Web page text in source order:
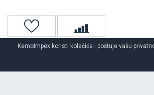
KemoImpex koristi kolačiće i poštuje vašu